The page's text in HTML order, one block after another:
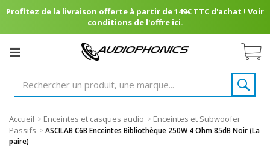
Profitez de la livraison offerte à partir de 149€ TTC d'achat ! Voir
conditions de l'offre ici.
Accueil > Enceintes et casques audio > Enceintes et Subwoofer
Passifs >ASCILAB C6B Enceintes Bibliothèque 250W 4 Ohm 85dB Noir (La
paire)